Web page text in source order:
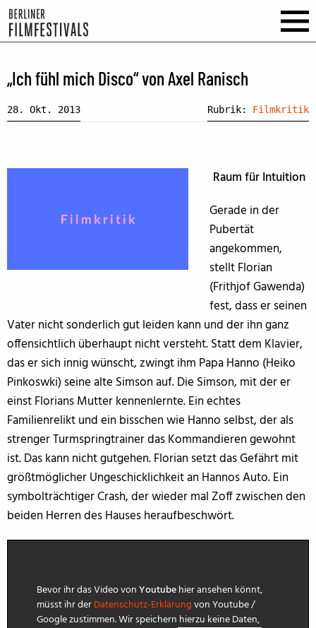
„Ich fühl mich Disco“ von Axel Ranisch
28. Okt. 2013 Rubrik: Filmkritik
Raum für Intuition
Gerade in der
Pubertät
angekommen,
stellt Florian
(Frithjof Gawenda)
fest, dass er seinen
Vater nicht sonderlich gut leiden kann und der ihn ganz
offensichtlich überhaupt nicht versteht. Statt dem Klavier,
das er sich innig wünscht, zwingt ihm Papa Hanno (Heiko
Pinkoswki) seine alte Simson auf. Die Simson, mit der er
einst Florians Mutter kennenlernte. Ein echtes
Familienrelikt und ein bisschen wie Hanno selbst, der als
strenger Turmspringtrainer das Kommandieren gewohnt
ist. Das kann nicht gutgehen. Florian setzt das Gefährt mit
größtmöglicher Ungeschicklichkeit an Hannos Auto. Ein
symbolträchtiger Crash, der wieder mal Zoff zwischen den
beiden Herren des Hauses heraufbeschwört.
Bevor ihr das Video vonYoutubehier ansehen könnt,
müsst ihr derDatenschutz-Erklärungvon Youtube /
Google zustimmen. Wir speichern hierzu keine Daten,